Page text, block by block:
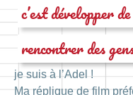
c’est développer
rencontrer des
je suis à l’Adel !
Ma réplique de film